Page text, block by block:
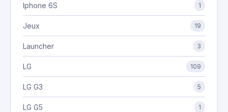
Iphone 6S 1
Jeux 19
Launcher 3
LG 109
LG G3 5
LG G5 1